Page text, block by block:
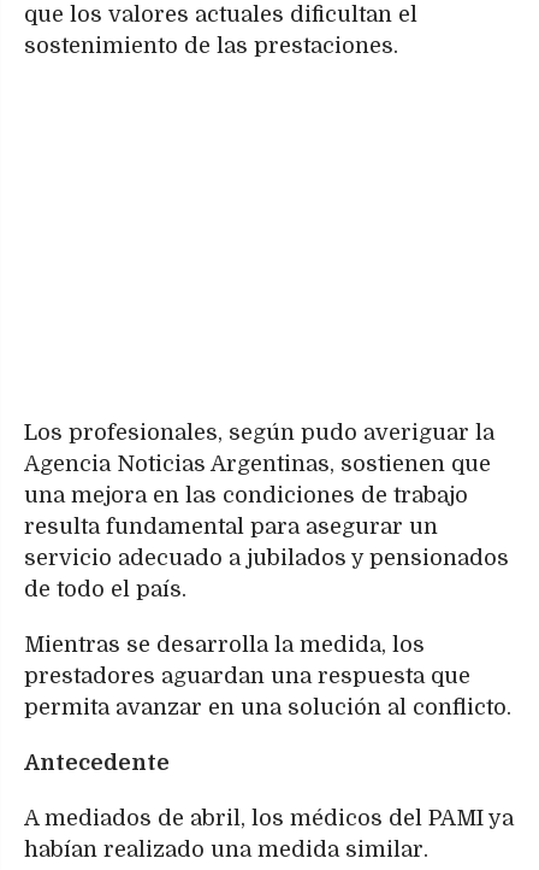
que los valores actuales dificultan el
sostenimiento de las prestaciones.
Los profesionales, según pudo averiguar la
Agencia Noticias Argentinas, sostienen que
una mejora en las condiciones de trabajo
resulta fundamental para asegurar un
servicio adecuado a jubilados y pensionados
de todo el país.
Mientras se desarrolla la medida, los
prestadores aguardan una respuesta que
permita avanzar en una solución al conflicto.
Antecedente
A mediados de abril, los médicos del PAMI ya
habían realizado una medida similar.